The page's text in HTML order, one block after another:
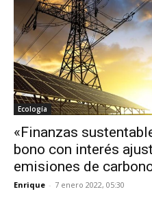
Ecología
«Finanzas
bono con interés
emisiones de
Enrique - 7 enero 2022, 05:30